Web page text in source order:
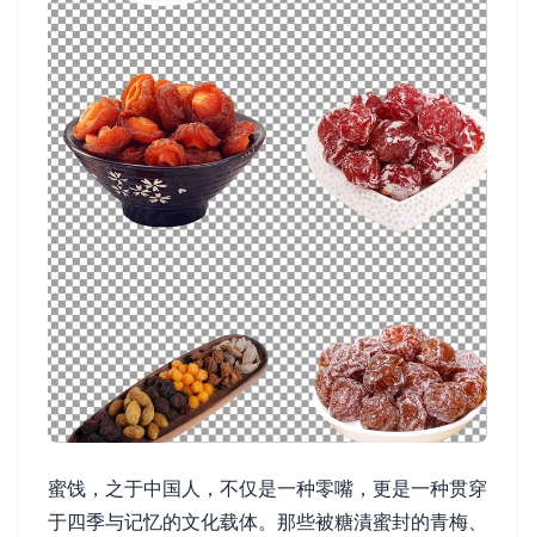
蜜饯，之于中国人，不仅是一种零嘴，更是一种贯穿
于四季与记忆的文化载体。那些被糖漬蜜封的青梅、